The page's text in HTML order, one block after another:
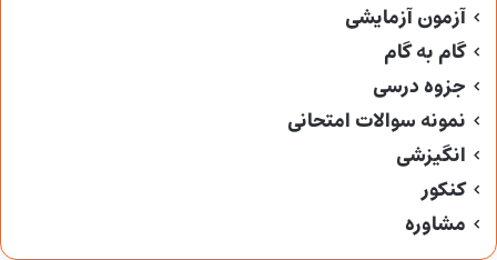
آزمون آزمایشی
گام به گام
جزوه درسی
نمونه سوالات امتحانی
انگیزشی
کنکور
مشاوره